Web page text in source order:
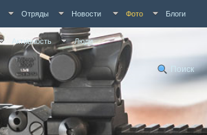
Отряды Новости Фото Блоги
Активность Люди
Поиск